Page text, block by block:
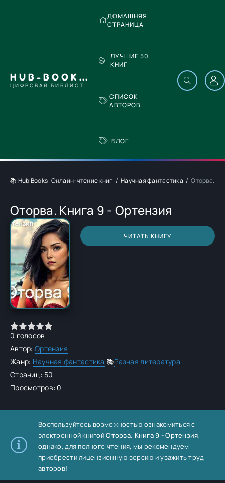
HUB-BOOKS.COM
ЦИФРОВАЯ БИБЛИОТЕКА
ДОМАШНЯЯ
СТРАНИЦА
ЛУЧШИЕ 50
КНИГ
СПИСОК
АВТОРОВ
БЛОГ
📚 Hub Books: Онлайн-чтение книг Научная фантастика Оторва.
Оторва. Книга 9 - Ортензия
ЧИТАТЬ КНИГУ
0 голосов
Автор: Ортензия
Жанр: Научная фантастика 📚Разная литература
Страниц: 50
Просмотров: 0
Воспользуйтесь возможностью ознакомиться с
электронной книгойОторва. Книга 9 - Ортензия,
однако, для полного чтения, мы рекомендуем
приобрести лицензионную версию и уважить труд
авторов!